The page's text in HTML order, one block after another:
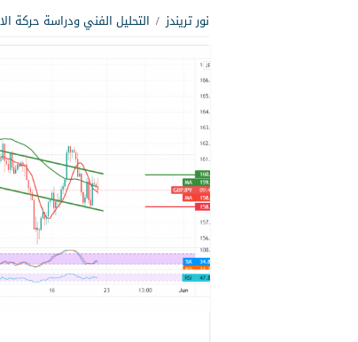
نور تريندز / التحليل الفني ودراسة حركة